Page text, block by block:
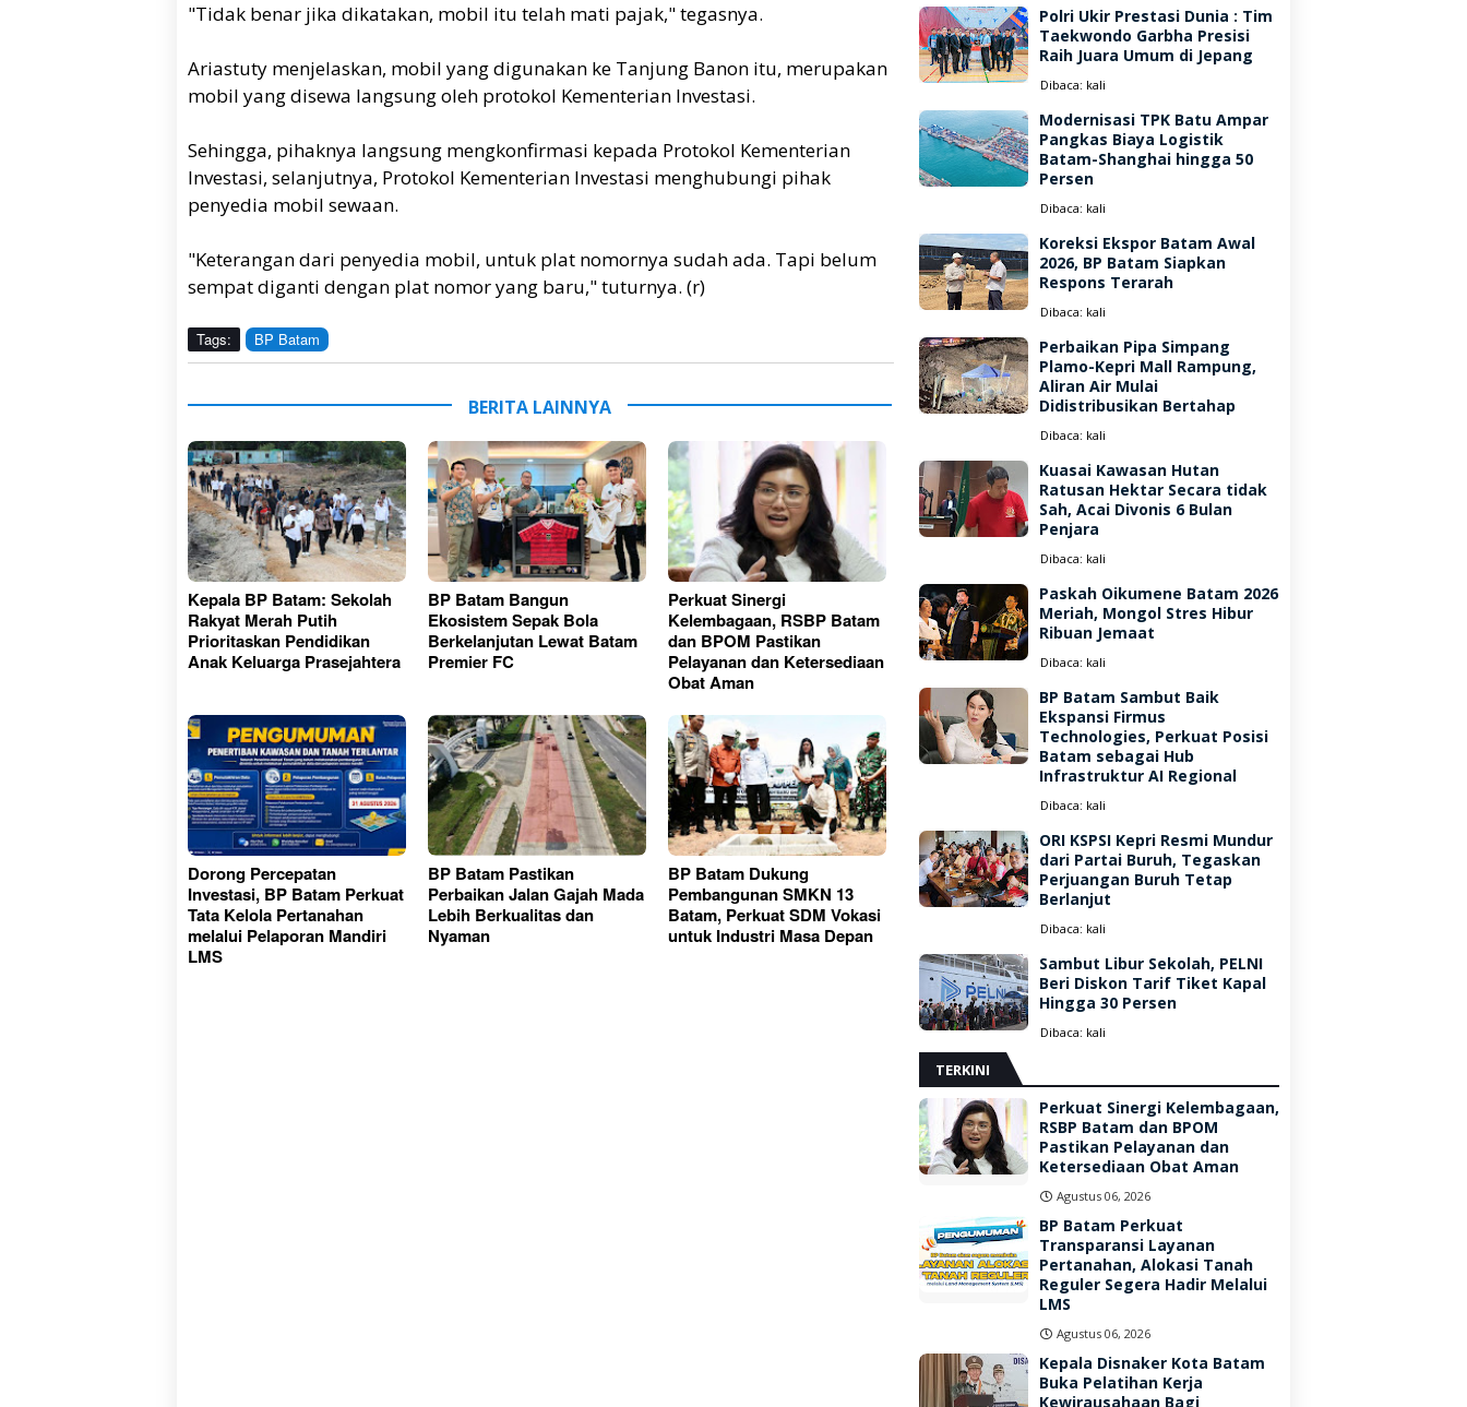
"Tidak benar jika dikatakan, mobil itu telah mati pajak," tegasnya.
Ariastuty menjelaskan, mobil yang digunakan ke Tanjung Banon itu, merupakan
mobil yang disewa langsung oleh protokol Kementerian Investasi.
Sehingga, pihaknya langsung mengkonfirmasi kepada Protokol Kementerian
Investasi, selanjutnya, Protokol Kementerian Investasi menghubungi pihak
penyedia mobil sewaan.
"Keterangan dari penyedia mobil, untuk plat nomornya sudah ada. Tapi belum
sempat diganti dengan plat nomor yang baru," tuturnya. (r)
Tags: BP Batam
BERITA LAINNYA
Kepala BP Batam: Sekolah
Rakyat Merah Putih
Prioritaskan Pendidikan
Anak Keluarga Prasejahtera
BP Batam Bangun
Ekosistem Sepak Bola
Berkelanjutan Lewat Batam
Premier FC
Perkuat Sinergi
Kelembagaan, RSBP Batam
dan BPOM Pastikan
Pelayanan dan Ketersediaan
Obat Aman
Dorong Percepatan
Investasi, BP Batam Perkuat
Tata Kelola Pertanahan
melalui Pelaporan Mandiri
LMS
BP Batam Pastikan
Perbaikan Jalan Gajah Mada
Lebih Berkualitas dan
Nyaman
BP Batam Dukung
Pembangunan SMKN 13
Batam, Perkuat SDM Vokasi
untuk Industri Masa Depan
Polri Ukir Prestasi Dunia : Tim
Taekwondo Garbha Presisi
Raih Juara Umum di Jepang
Dibaca: kali
Modernisasi TPK Batu Ampar
Pangkas Biaya Logistik
Batam-Shanghai hingga 50
Persen
Dibaca: kali
Koreksi Ekspor Batam Awal
2026, BP Batam Siapkan
Respons Terarah
Dibaca: kali
Perbaikan Pipa Simpang
Plamo-Kepri Mall Rampung,
Aliran Air Mulai
Didistribusikan Bertahap
Dibaca: kali
Kuasai Kawasan Hutan
Ratusan Hektar Secara tidak
Sah, Acai Divonis 6 Bulan
Penjara
Dibaca: kali
Paskah Oikumene Batam 2026
Meriah, Mongol Stres Hibur
Ribuan Jemaat
Dibaca: kali
BP Batam Sambut Baik
Ekspansi Firmus
Technologies, Perkuat Posisi
Batam sebagai Hub
Infrastruktur AI Regional
Dibaca: kali
ORI KSPSI Kepri Resmi Mundur
dari Partai Buruh, Tegaskan
Perjuangan Buruh Tetap
Berlanjut
Dibaca: kali
Sambut Libur Sekolah, PELNI
Beri Diskon Tarif Tiket Kapal
Hingga 30 Persen
Dibaca: kali
TERKINI
Perkuat Sinergi Kelembagaan,
RSBP Batam dan BPOM
Pastikan Pelayanan dan
Ketersediaan Obat Aman
Agustus 06, 2026
BP Batam Perkuat
Transparansi Layanan
Pertanahan, Alokasi Tanah
Reguler Segera Hadir Melalui
LMS
Agustus 06, 2026
Kepala Disnaker Kota Batam
Buka Pelatihan Kerja
Kewirausahaan Bagi